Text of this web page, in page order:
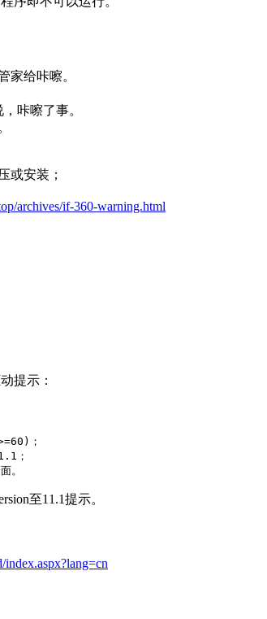
家给咔嚓。
咔嚓了事。
或安装；
archives/if-360-warning.html
提示：
；
；
至11.1提示。